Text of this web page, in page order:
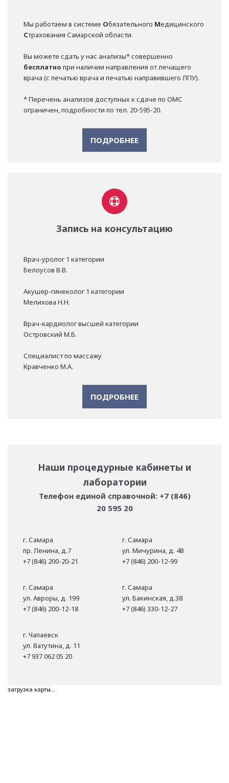
Мы работаем в системе Обязательного Медицинского
Страхования Самарской области.
Вы можете сдать у нас анализы* совершенно
бесплатно при наличии направления от лечащего
врача (с печатью врача и печатью направившего ЛПУ).
* Перечень анализов доступных к сдаче по ОМС
ограничен, подробности по тел. 20-595-20.
ПОДРОБНЕЕ
Запись на консультацию
Врач-уролог 1 категории
Белоусов В.В.
Акушер-гинеколог 1 категории
Мелихова Н.Н.
Врач-кардиолог высшей категории
Островский М.Б.
Специалист по массажу
Кравченко М.А.
ПОДРОБНЕЕ
Наши процедурные кабинеты и
лаборатории
Телефон единой справочной: +7 (846)
20 595 20
г. Самара
пр. Ленина, д.7
+7 (846) 200-20-21
г. Самара
ул. Мичурина, д. 48
+7 (846) 200-12-99
г. Самара
ул. Авроры, д. 199
+7 (846) 200-12-18
г. Самара
ул. Бакинская, д.38
+7 (846) 330-12-27
г. Чапаевск
ул. Ватутина, д. 11
+7 937 062 05 20
загрузка карты...